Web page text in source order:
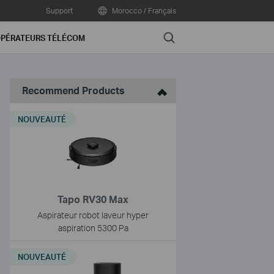
Support Morocco / Français
TÉLÉCOM Search
Recommend Products
Tapo RV30 Max
Aspirateur robot laveur hyper
aspiration 5300 Pa
NOUVEAUTÉ
NOUVEAUTÉ